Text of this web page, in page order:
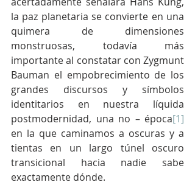
la paz planetaria se convierte en una
quimera de dimensiones
monstruosas, todavía más
importante al constatar con Zygmunt
Bauman el empobrecimiento de los
grandes discursos y símbolos
identitarios en nuestra líquida
postmodernidad, una no – época[1]
en la que caminamos a oscuras y a
tientas en un largo túnel oscuro
transicional hacia nadie sabe
exactamente dónde.